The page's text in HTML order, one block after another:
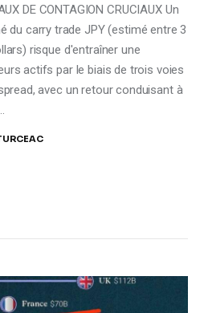
DE CONTAGION CRUCIAUX Un
du carry trade JPY (estimé entre 3
risque d'entraîner une
actifs par le biais de trois voies
avec un retour conduisant à